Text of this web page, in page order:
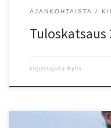
AJANKOHTAISTA
Tuloskatsaus
kirjoittajalta Kylis